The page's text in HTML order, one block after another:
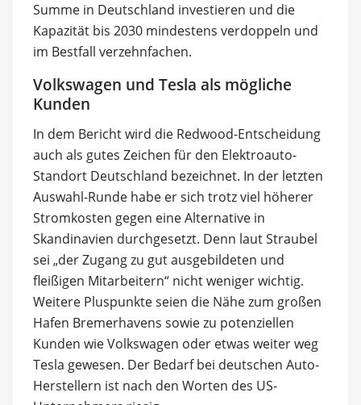
Summe in Deutschland investieren und die
Kapazität bis 2030 mindestens verdoppeln und
im Bestfall verzehnfachen.
Volkswagen und Tesla als mögliche
Kunden
In dem Bericht wird die Redwood-Entscheidung
auch als gutes Zeichen für den Elektroauto-
Standort Deutschland bezeichnet. In der letzten
Auswahl-Runde habe er sich trotz viel höherer
Stromkosten gegen eine Alternative in
Skandinavien durchgesetzt. Denn laut Straubel
sei „der Zugang zu gut ausgebildeten und
fleißigen Mitarbeitern“ nicht weniger wichtig.
Weitere Pluspunkte seien die Nähe zum großen
Hafen Bremerhavens sowie zu potenziellen
Kunden wie Volkswagen oder etwas weiter weg
Tesla gewesen. Der Bedarf bei deutschen Auto-
Herstellern ist nach den Worten des US-